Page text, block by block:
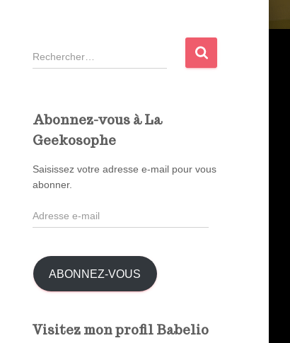
R
e
c
e
r
:
Abonnez-vous à La
Geekosophe
Saisissez votre adresse e-mail pour vous
abonner.
A
d
s
s
ABONNEZ-VOUS
Visitez mon profil Babelio